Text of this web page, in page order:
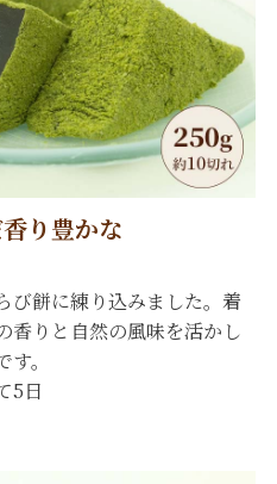
り豊かな
び餅に練り込みました。着
香りと自然の風味を活かし
。
5日